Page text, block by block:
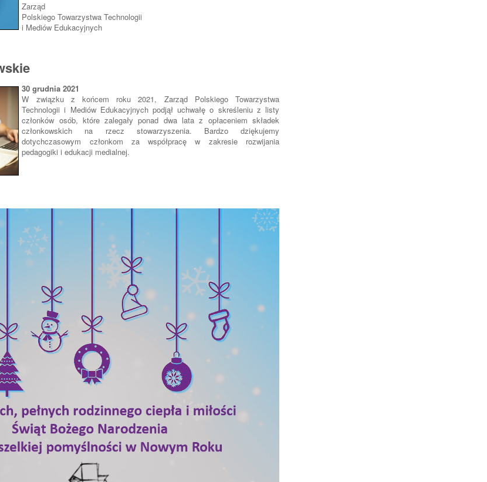
Zarząd
Polskiego Towarzystwa Technologii
i Mediów Edukacyjnych
30 grudnia 2021
W związku z końcem roku 2021, Zarząd Polskiego Towarzystwa
Technologii i Mediów Edukacyjnych podjął uchwałę o skreśleniu z listy
członków osób, które zalegały ponad dwa lata z opłaceniem składek
członkowskich na rzecz stowarzyszenia. Bardzo dziękujemy
dotychczasowym członkom za współpracę w zakresie rozwijania
pedagogiki i edukacji medialnej.